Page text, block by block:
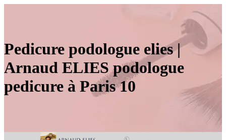
Pedicure podologue elies |
Arnaud ELIES podologue
pedicure à Paris 10